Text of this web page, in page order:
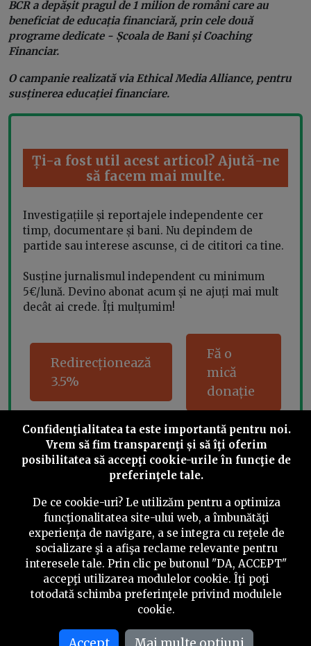
BCR a depășit pragul de 1 milion de români care au
beneficiat de educația financiară, prin cele două
programe dedicate - Școala de Bani și Coaching
Financiar.
O campanie realizată via Ethical Media Alliance, pentru
susținerea educației financiare.
Ți-a fost util acest articol? Ajută-ne
să facem mai multe.
Investigațiile și reportajele independente cer
timp, documentare și bani. Nu depindem de
partide sau interese ascunse, ci de cititori ca tine.
Susține jurnalismul independent cu minimum
5€/lună. Devino abonat acum și ne ajuți mai mult
decât ai crede. Îți mulțumim!
Redirecționează
3.5%
Fă o
mică
donație
Share this
©2026PressOne.ro
RSSNewslettereDespre noiPolitica editorială
Confidenţialitatea ta este importantă pentru noi.
Vrem să fim transparenţi și să îţi oferim
posibilitatea să accepţi cookie-urile în funcţie de
preferinţele tale.
De ce cookie-uri? Le utilizăm pentru a optimiza
funcţionalitatea site-ului web, a îmbunătăţi
experienţa de navigare, a se integra cu reţele de
socializare şi a afişa reclame relevante pentru
interesele tale. Prin clic pe butonul "DA, ACCEPT"
accepţi utilizarea modulelor cookie. Îţi poţi
totodată schimba preferinţele privind modulele
cookie.